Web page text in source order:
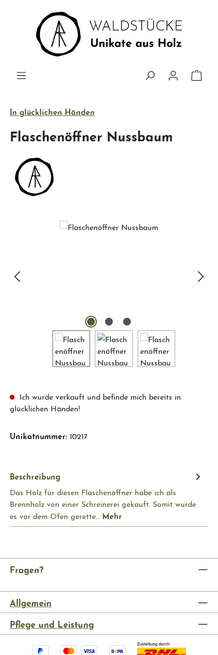
Zum Hauptinhalt springen
In glücklichen Händen
Flaschenöffner Nussbaum
Ich wurde verkauft und befinde mich bereits in
glücklichen Händen!
Unikatnummer: 10217
Beschreibung
Das Holz für diesen Flaschenöffner habe ich als
Brennholz von einer Schreinerei gekauft. Somit wurde
es vor dem Ofen gerette… Mehr
Fragen?
Allgemein
Pflege und Leistung